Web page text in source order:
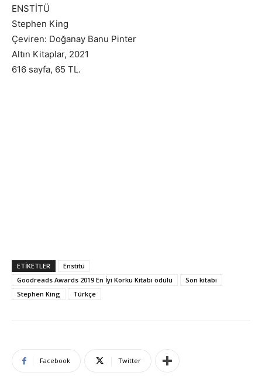
ENSTİTÜ
Stephen King
Çeviren: Doğanay Banu Pinter
Altın Kitaplar, 2021
616 sayfa, 65 TL.
ETIKETLER
Enstitü
Goodreads Awards 2019 En İyi Korku Kitabı ödülü
Son kitabı
Stephen King
Türkçe
Facebook Twitter